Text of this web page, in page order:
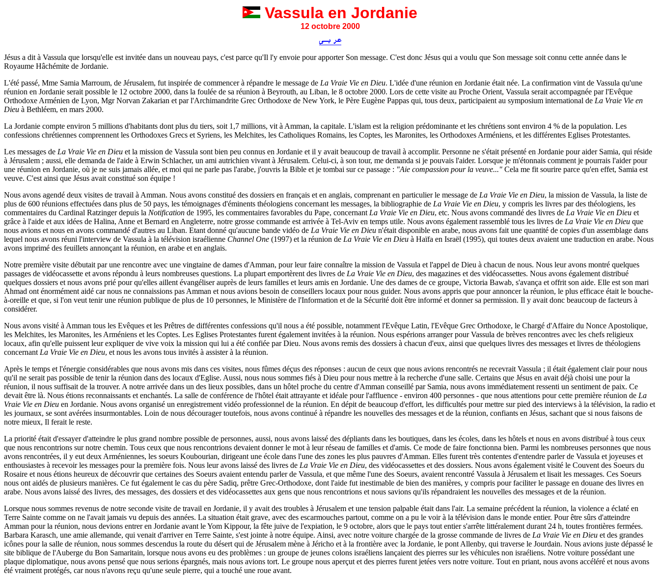
Vassula en Jordanie
12 octobre 2000
Jésus a dit à Vassula que lorsqu'elle est invitée dans un nouveau pays, c'est parce qu'Il l'y envoie pour apporter Son message. C'est donc Jésus qui a voulu que Son message soit connu cette année dans le
Royaume Hâchémite de Jordanie.
L'été passé, Mme Samia Marroum, de Jérusalem, fut inspirée de commencer à répandre le message de La Vraie Vie en Dieu. L'idée d'une réunion en Jordanie était née. La confirmation vint de Vassula qu'une
réunion en Jordanie serait possible le 12 octobre 2000, dans la foulée de sa réunion à Beyrouth, au Liban, le 8 octobre 2000. Lors de cette visite au Proche Orient, Vassula serait accompagnée par l'Evêque
Orthodoxe Arménien de Lyon, Mgr Norvan Zakarian et par l'Archimandrite Grec Orthodoxe de New York, le Père Eugène Pappas qui, tous deux, participaient au symposium international de La Vraie Vie en
Dieu à Bethléem, en mars 2000.
La Jordanie compte environ 5 millions d'habitants dont plus du tiers, soit 1,7 millions, vit à Amman, la capitale. L'islam est la religion prédominante et les chrétiens sont environ 4 % de la population. Les
confessions chrétiennes comprennent les Orthodoxes Grecs et Syriens, les Melchites, les Catholiques Romains, les Coptes, les Maronites, les Orthodoxes Arméniens, et les différentes Eglises Protestantes.
Les messages de La Vraie Vie en Dieu et la mission de Vassula sont bien peu connus en Jordanie et il y avait beaucoup de travail à accomplir. Personne ne s'était présenté en Jordanie pour aider Samia, qui réside
à Jérusalem ; aussi, elle demanda de l'aide à Erwin Schlacher, un ami autrichien vivant à Jérusalem. Celui-ci, à son tour, me demanda si je pouvais l'aider. Lorsque je m'étonnais comment je pourrais l'aider pour
une réunion en Jordanie, où je ne suis jamais allée, et moi qui ne parle pas l'arabe, j'ouvris la Bible et je tombai sur ce passage : "Aie compassion pour la veuve..." Cela me fit sourire parce qu'en effet, Samia est
veuve. C'est ainsi que Jésus avait constitué son équipe !
Nous avons agendé deux visites de travail à Amman. Nous avons constitué des dossiers en français et en anglais, comprenant en particulier le message de La Vraie Vie en Dieu, la mission de Vassula, la liste de
plus de 600 réunions effectuées dans plus de 50 pays, les témoignages d'éminents théologiens concernant les messages, la bibliographie de La Vraie Vie en Dieu, y compris les livres par des théologiens, les
commentaires du Cardinal Ratzinger depuis la Notification de 1995, les commentaires favorables du Pape, concernant La Vraie Vie en Dieu, etc. Nous avons commandé des livres de La Vraie Vie en Dieu et
grâce à l'aide et aux idées de Halina, Anne et Bernard en Angleterre, notre grosse commande est arrivée à Tel-Aviv en temps utile. Nous avons également rassemblé tous les livres de La Vraie Vie en Dieu que
nous avions et nous en avons commandé d'autres au Liban. Etant donné qu'aucune bande vidéo de La Vraie Vie en Dieu n'était disponible en arabe, nous avons fait une quantité de copies d'un assemblage dans
lequel nous avons réuni l'interview de Vassula à la télévision israélienne Channel One (1997) et la réunion de La Vraie Vie en Dieu à Haïfa en Israël (1995), qui toutes deux avaient une traduction en arabe. Nous
avons imprimé des feuillets annonçant la réunion, en arabe et en anglais.
Notre première visite débutait par une rencontre avec une vingtaine de dames d'Amman, pour leur faire connaître la mission de Vassula et l'appel de Dieu à chacun de nous. Nous leur avons montré quelques
passages de vidéocassette et avons répondu à leurs nombreuses questions. La plupart emportèrent des livres de La Vraie Vie en Dieu, des magazines et des vidéocassettes. Nous avons également distribué
quelques dossiers et nous avons prié pour qu'elles aillent évangéliser auprès de leurs familles et leurs amis en Jordanie. Une des dames de ce groupe, Victoria Bawab, s'avança et offrit son aide. Elle est son mari
Ahmad ont énormément aidé car nous ne connaissions pas Amman et nous avions besoin de conseillers locaux pour nous guider. Nous avons appris que pour annoncer la réunion, le plus efficace était le bouche-
à-oreille et que, si l'on veut tenir une réunion publique de plus de 10 personnes, le Ministère de l'Information et de la Sécurité doit être informé et donner sa permission. Il y avait donc beaucoup de facteurs à
considérer.
Nous avons visité à Amman tous les Evêques et les Prêtres de différentes confessions qu'il nous a été possible, notamment l'Evêque Latin, l'Evêque Grec Orthodoxe, le Chargé d'Affaire du Nonce Apostolique,
les Melchites, les Maronites, les Arméniens et les Coptes. Les Eglises Protestantes furent également invitées à la réunion. Nous espérions arranger pour Vassula de brèves rencontres avec les chefs religieux
locaux, afin qu'elle puissent leur expliquer de vive voix la mission qui lui a été confiée par Dieu. Nous avons remis des dossiers à chacun d'eux, ainsi que quelques livres des messages et livres de théologiens
concernant La Vraie Vie en Dieu, et nous les avons tous invités à assister à la réunion.
Après le temps et l'énergie considérables que nous avons mis dans ces visites, nous fûmes déçus des réponses : aucun de ceux que nous avions rencontrés ne recevrait Vassula ; il était également clair pour nous
qu'il ne serait pas possible de tenir la réunion dans des locaux d'Eglise. Aussi, nous nous sommes fiés à Dieu pour nous mettre à la recherche d'une salle. Certains que Jésus en avait déjà choisi une pour la
réunion, il nous suffisait de la trouver. A notre arrivée dans un des lieux possibles, dans un hôtel proche du centre d'Amman conseillé par Samia, nous avons immédiatement ressenti un sentiment de paix. Ce
devait être là. Nous étions reconnaissants et enchantés. La salle de conférence de l'hôtel était attrayante et idéale pour l'affluence - environ 400 personnes - que nous attentions pour cette première réunion de La
Vraie Vie en Dieu en Jordanie. Nous avons organisé un enregistrement vidéo professionnel de la réunion. En dépit de beaucoup d'effort, les difficultés pour mettre sur pied des interviews à la télévision, la radio et
les journaux, se sont avérées insurmontables. Loin de nous décourager toutefois, nous avons continué à répandre les nouvelles des messages et de la réunion, confiants en Jésus, sachant que si nous faisons de
notre mieux, Il ferait le reste.
La priorité était d'essayer d'atteindre le plus grand nombre possible de personnes, aussi, nous avons laissé des dépliants dans les boutiques, dans les écoles, dans les hôtels et nous en avons distribué à tous ceux
que nous rencontrions sur notre chemin. Tous ceux que nous rencontrions devaient donner le mot à leur réseau de familles et d'amis. Ce mode de faire fonctionna bien. Parmi les nombreuses personnes que nous
avons rencontrées, il y eut deux Arméniennes, les soeurs Koubourian, dirigeant une école dans l'une des zones les plus pauvres d'Amman. Elles furent très contentes d'entendre parler de Vassula et joyeuses et
enthousiastes à recevoir les messages pour la première fois. Nous leur avons laissé des livres de La Vraie Vie en Dieu, des vidéocassettes et des dossiers. Nous avons également visité le Couvent des Soeurs du
Rosaire et nous étions heureux de découvrir que certaines des Soeurs avaient entendu parler de Vassula, et que même l'une des Soeurs, avaient rencontré Vassula à Jérusalem et lisait les messages. Ces Soeurs
nous ont aidés de plusieurs manières. Ce fut également le cas du père Sadiq, prêtre Grec-Orthodoxe, dont l'aide fut inestimable de bien des manières, y compris pour faciliter le passage en douane des livres en
arabe. Nous avons laissé des livres, des messages, des dossiers et des vidéocassettes aux gens que nous rencontrions et nous savions qu'ils répandraient les nouvelles des messages et de la réunion.
Lorsque nous sommes revenus de notre seconde visite de travail en Jordanie, il y avait des troubles à Jérusalem et une tension palpable était dans l'air. La semaine précédent la réunion, la violence a éclaté en
Terre Sainte comme on ne l'avait jamais vu depuis des années. La situation était grave, avec des escarmouches partout, comme on a pu le voir à la télévision dans le monde entier. Pour être sûrs d'atteindre
Amman pour la réunion, nous devions entrer en Jordanie avant le Yom Kippour, la fête juive de l'expiation, le 9 octobre, alors que le pays tout entier s'arrête littéralement durant 24 h, toutes frontières fermées.
Barbara Karasch, une amie allemande, qui venait d'arriver en Terre Sainte, s'est jointe à notre équipe. Ainsi, avec notre voiture chargée de la grosse commande de livres de La Vraie Vie en Dieu et des grandes
icônes pour la salle de réunion, nous sommes descendus la route du désert qui de Jérusalem mène à Jéricho et à la frontière avec la Jordanie, le pont Allenby, qui traverse le Jourdain. Nous avions juste dépassé le
site biblique de l'Auberge du Bon Samaritain, lorsque nous avons eu des problèmes : un groupe de jeunes colons israéliens lançaient des pierres sur les véhicules non israéliens. Notre voiture possédant une
plaque diplomatique, nous avons pensé que nous serions épargnés, mais nous avions tort. Le groupe nous aperçut et des pierres furent jetées vers notre voiture. Tout en priant, nous avons accéléré et nous avons
été vraiment protégés, car nous n'avons reçu qu'une seule pierre, qui a touché une roue avant.